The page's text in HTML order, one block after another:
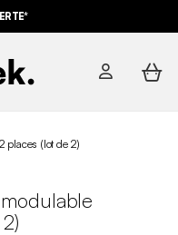
places (lot de 2)